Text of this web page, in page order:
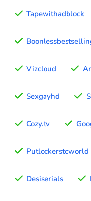
Tapewithadblock
Vizcloud
Sexgayhd
Cozy.tv
Putlockerstoworld
Desiserials